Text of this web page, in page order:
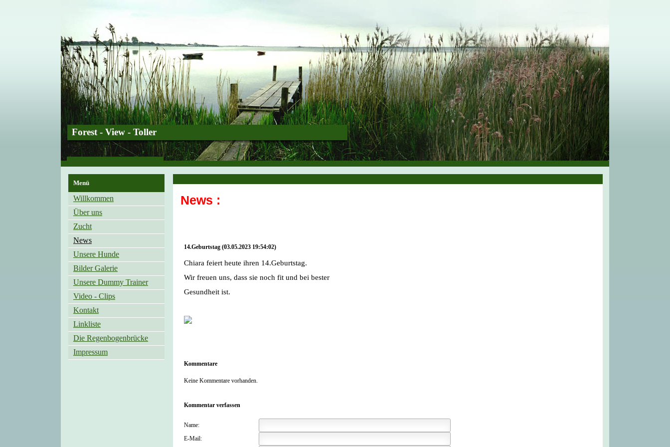
Forest - View - Toller
Menü
Willkommen
Über uns
Zucht
News
Unsere Hunde
Bilder Galerie
Unsere Dummy Trainer
Video - Clips
Kontakt
Linkliste
Die Regenbogenbrücke
Impressum
News :
14.Geburtstag (03.05.2023 19:54:02)
Chiara feiert heute ihren 14.Geburtstag.
Wir freuen uns, dass sie noch fit und bei bester
Gesundheit ist.
Kommentare
Keine Kommentare vorhanden.
Kommentar verfassen
Name:
E-Mail: